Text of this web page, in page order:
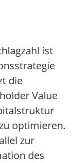
ist
die
Value
optimieren.
zur
des